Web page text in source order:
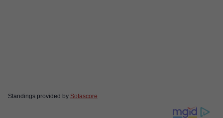
Standings provided by Sofascore